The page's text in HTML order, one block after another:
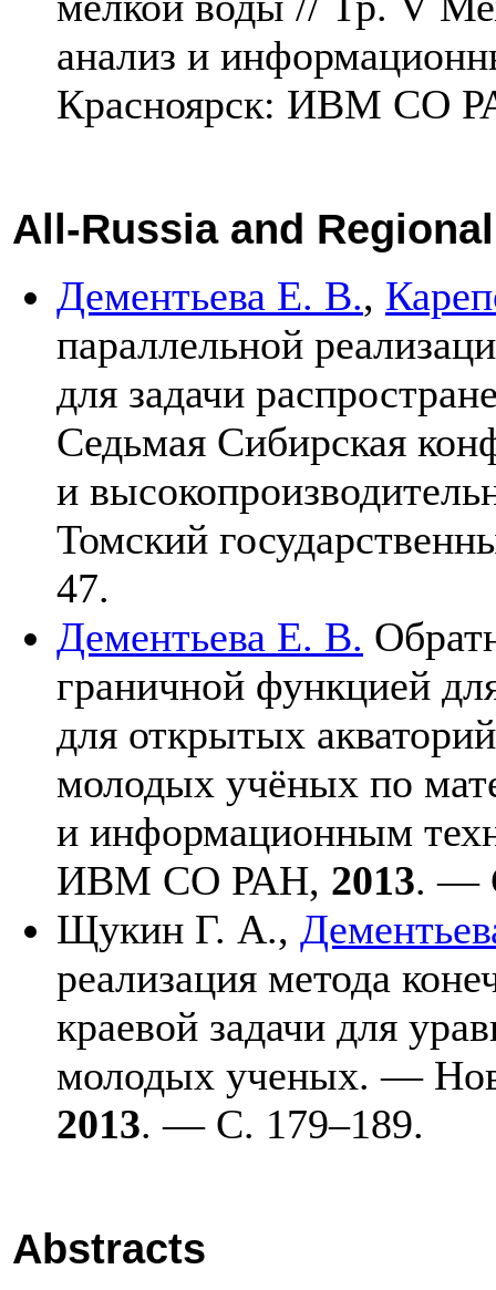
анализ и
Красноярск: ИВМ СО
All-Russia and
Дементьева Е. В.,
параллельной
для задачи
Седьмая Сибирская
и
Томский
47.
Дементьева Е. В.
граничной функцией
для открытых
молодых учёных по
и информационным
ИВМ СО РАН, 2013. —
Щукин Г. А.,
реализация метода
краевой задачи для
молодых ученых. —
2013. — С. 179–189.
Abstracts